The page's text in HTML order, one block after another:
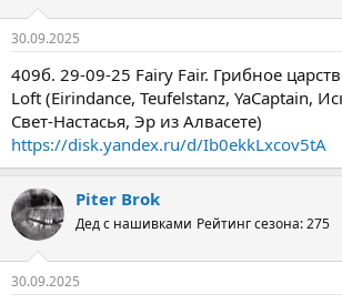
30.09.2025
409б. 29-09-25 Fairy Fair. Грибное
Loft (Eirindance, Teufelstanz, YaCaptain,
Свет-Настасья, Эр из Алвасете)
https://disk.yandex.ru/d/Ib0ekkLxcov5tA
Piter Brok
Дед с нашивками Рейтинг сезона: 275
30.09.2025